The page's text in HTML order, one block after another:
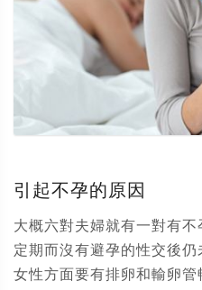
引起不孕的原因
大概六對夫婦就有一對有
定期而沒有避孕的性交後
女性方面要有排卵和輸卵